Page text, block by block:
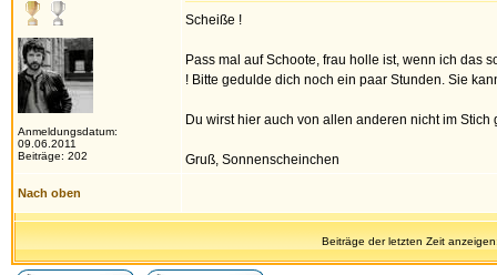
Anmeldungsdatum:
09.06.2011
Beiträge: 202
Scheiße !
Pass mal auf Schoote, frau holle ist, wenn ich das
! Bitte gedulde dich noch ein paar Stunden. Sie
Du wirst hier auch von allen anderen nicht im Stich
Gruß, Sonnenscheinchen
Nach oben
Beiträge der letzten Zeit